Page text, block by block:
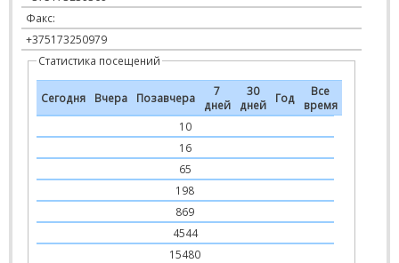
Факс:
+375173250979
Статистика посещений
Сегодня Вчера Позавчера
7
дней
30
дней
Год
Все
время
10
16
65
198
869
4544
15480